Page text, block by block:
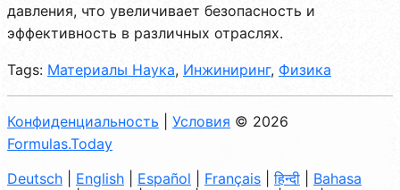
давления, что увеличивает безопасность и
эффективность в различных отраслях.
Tags: Материалы Наука, Инжиниринг, Физика
Конфиденциальность Условия © 2026
Formulas.Today
Deutsch
English Español Français |हिन्दी
Bahasa